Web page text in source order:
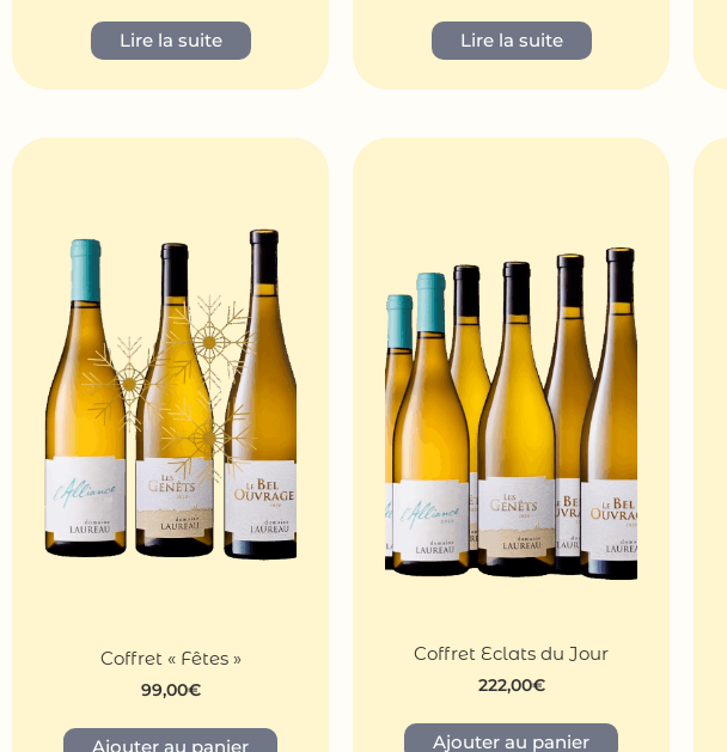
Lire la suite Lire la suite
Coffret « Fêtes »
99,00€
Ajouter au panier
Coffret Eclats du Jour
222,00€
Ajouter au panier